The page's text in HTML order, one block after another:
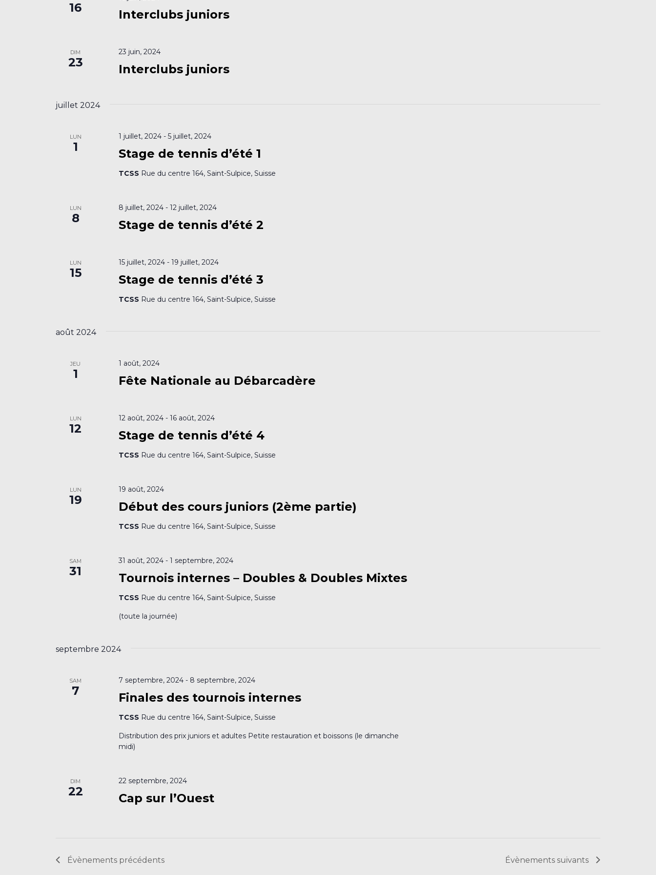
16 Interclubs juniors
DIM
23 Interclubs juniors
23 juin, 2024
juillet 2024
LUN
1 Stage de tennis d’été 1
1 juillet, 2024 -5 juillet, 2024
TCSS Rue du centre 164, Saint-Sulpice, Suisse
LUN
8 Stage de tennis d’été 2
8 juillet, 2024 -12 juillet, 2024
LUN
15 Stage de tennis d’été 3
15 juillet, 2024 -19 juillet, 2024
TCSS Rue du centre 164, Saint-Sulpice, Suisse
août 2024
JEU
1 Fête Nationale au Débarcadère
1 août, 2024
LUN
12 Stage de tennis d’été 4
12 août, 2024 -16 août, 2024
TCSS Rue du centre 164, Saint-Sulpice, Suisse
LUN
19 Début des cours juniors (2ème partie)
19 août, 2024
TCSS Rue du centre 164, Saint-Sulpice, Suisse
SAM
31 Tournois internes – Doubles & Doubles Mixtes
31 août, 2024 -1 septembre, 2024
TCSS Rue du centre 164, Saint-Sulpice, Suisse
(toute la journée)
septembre 2024
SAM
7 Finales des tournois internes
7 septembre, 2024 - 8 septembre, 2024
TCSS Rue du centre 164, Saint-Sulpice, Suisse
Distribution des prix juniors et adultes Petite restauration et boissons (le dimanche
midi)
DIM
22 Cap sur l’Ouest
22 septembre, 2024
Évènements précédents Évènements suivants